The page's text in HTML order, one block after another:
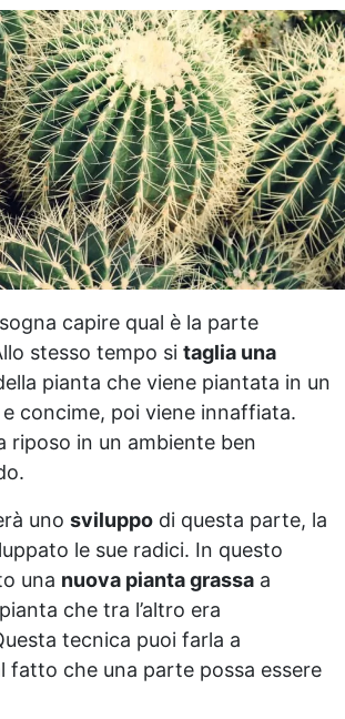
capire qual è la parte
stesso tempo si taglia una
pianta che viene piantata in un
concime, poi viene innaffiata.
riposo in un ambiente ben
uno sviluppo di questa parte, la
le sue radici. In questo
una nuova pianta grassa a
che tra l’altro era
tecnica puoi farla a
fatto che una parte possa essere